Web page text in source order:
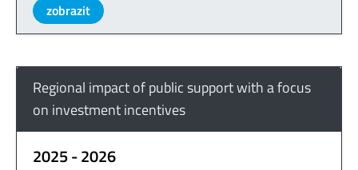
zobrazit
Regional impact of public support with a focus
on investment incentives
2025 - 2026